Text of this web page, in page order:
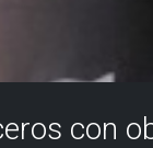
con